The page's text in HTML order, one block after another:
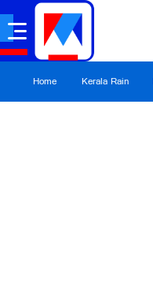
Home Kerala Rain